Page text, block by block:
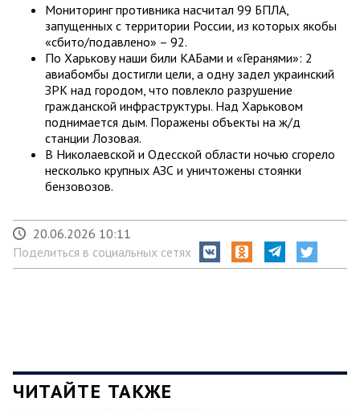
Мониторинг противника насчитал 99 БПЛА,
запущенных с территории России, из которых якобы
«сбито/подавлено» – 92.
По Харькову наши били КАБами и «Геранями»: 2
авиабомбы достигли цели, а одну задел украинский
ЗРК над городом, что повлекло разрушение
гражданской инфраструктуры. Над Харьковом
поднимается дым. Поражены объекты на ж/д
станции Лозовая.
В Николаевской и Одесской области ночью сгорело
несколько крупных АЗС и уничтожены стоянки
бензовозов.
20.06.2026 10:11
Поделиться в социальных сетях
ЧИТАЙТЕ ТАКЖЕ